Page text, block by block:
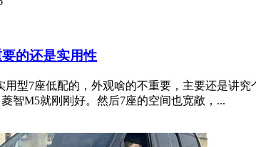
的很清楚，只要空间大，乘坐舒适，安全性能好...